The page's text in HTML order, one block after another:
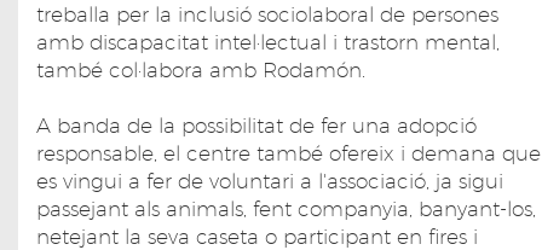
treballa per la inclusió sociolaboral de persones
amb discapacitat intel·lectual i trastorn mental,
també col·labora amb Rodamón.
A banda de la possibilitat de fer una adopció
responsable, el centre també ofereix i demana que
es vingui a fer de voluntari a l'associació, ja sigui
passejant als animals, fent companyia, banyant-los,
netejant la seva caseta o participant en fires i